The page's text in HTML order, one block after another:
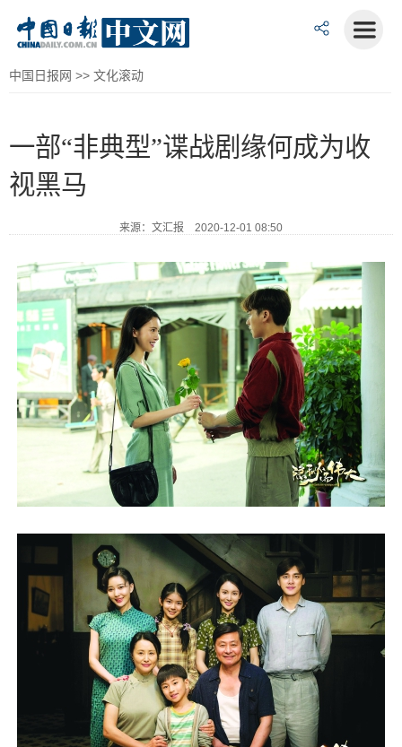
中国日报网 >> 文化滚动
一部“非典型”谍战剧缘何成为收
视黑马
来源：文汇报 2020-12-01 08:50